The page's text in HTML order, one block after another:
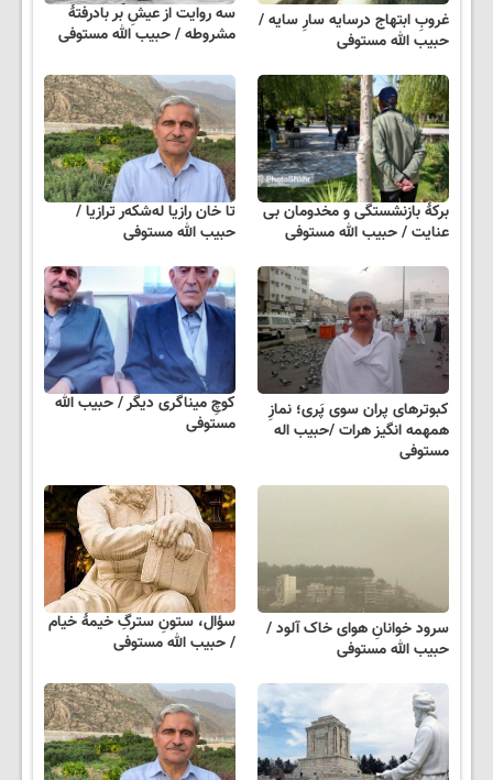
غروبِ ابتهاج درسایه سارِ سایه /
حبیب الله مستوفی
سه روایت از عیشِ بر بادرفتۀ
مشروطه / حبیب الله مستوفی
برکۀ بازنشستگی و مخدومان بی
عنایت / حبیب الله مستوفی
تا خان رازیا له‌شکه‌ر ترازیا /
حبیب الله مستوفی
کبوترهای پران سوی پَری؛ نمازِ
همهمه انگیز هرات /حبیب اله
مستوفی
کوچِ میناگری دیگر / حبیب الله
مستوفی
سرود خوانانِ هوای خاک آلود /
حبیب الله مستوفی
سؤال، ستونِ سترگِ خیمۀ خیام
/ حبیب الله مستوفی